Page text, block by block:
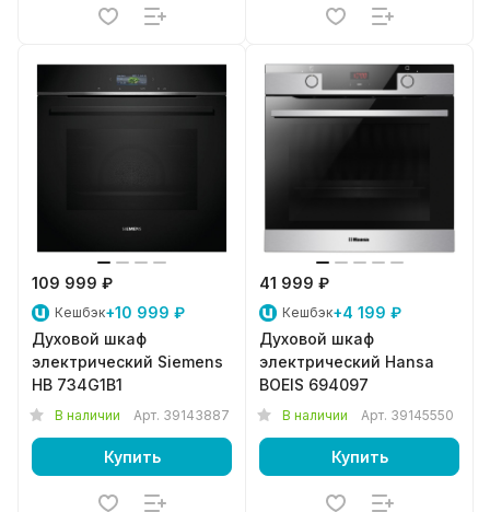
109 999 ₽
Кешбэк+10 999 ₽
Духовой шкаф
электрический Siemens
HB 734G1B1
В наличии Арт. 39143887
Купить
41 999 ₽
Кешбэк+4 199 ₽
Духовой шкаф
электрический Hansa
BOEIS 694097
В наличии Арт. 39145550
Купить